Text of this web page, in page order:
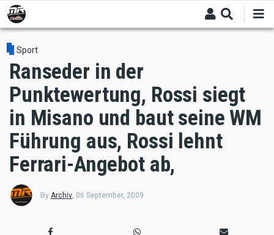
Skip
to
main
content
Sport
Ranseder in der
Punktewertung, Rossi siegt
in Misano und baut seine WM
Führung aus, Rossi lehnt
Ferrari-Angebot ab,
By Archiv, 06 September, 2009